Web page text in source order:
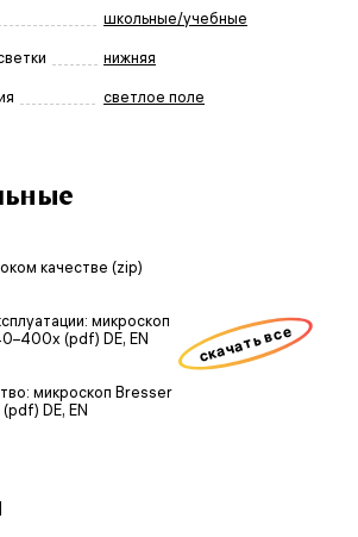
школьные/учебные
нижняя
светлое поле
качестве (zip)
микроскоп
(pdf) DE, EN
микроскоп Bresser
DE, EN
скачать все